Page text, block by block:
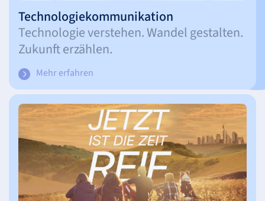
Technologiekommunikation
Technologie verstehen. Wandel gestalten.
Zukunft erzählen.
Mehr erfahren